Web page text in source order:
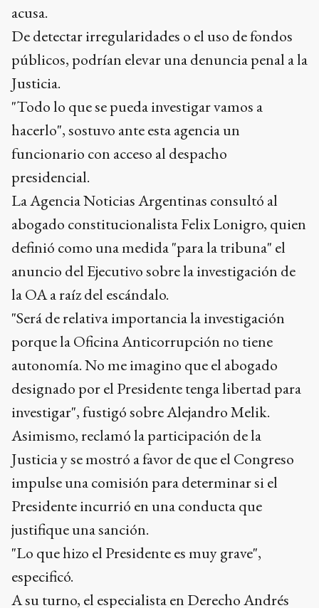
acusa.
De detectar irregularidades o el uso de fondos
públicos, podrían elevar una denuncia penal a la
Justicia.
"Todo lo que se pueda investigar vamos a
hacerlo", sostuvo ante esta agencia un
funcionario con acceso al despacho
presidencial.
La Agencia Noticias Argentinas consultó al
abogado constitucionalista Felix Lonigro, quien
definió como una medida "para la tribuna" el
anuncio del Ejecutivo sobre la investigación de
la OA a raíz del escándalo.
"Será de relativa importancia la investigación
porque la Oficina Anticorrupción no tiene
autonomía. No me imagino que el abogado
designado por el Presidente tenga libertad para
investigar", fustigó sobre Alejandro Melik.
Asimismo, reclamó la participación de la
Justicia y se mostró a favor de que el Congreso
impulse una comisión para determinar si el
Presidente incurrió en una conducta que
justifique una sanción.
"Lo que hizo el Presidente es muy grave",
especificó.
A su turno, el especialista en Derecho Andrés